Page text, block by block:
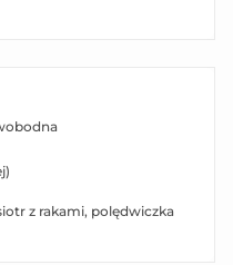
z rakami, polędwiczka